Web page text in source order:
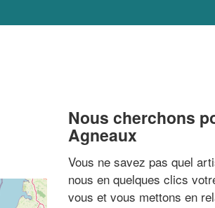
Nous cherchons
Agneaux
Vous ne savez pas quel
nous en quelques clics
vous et vous mettons en